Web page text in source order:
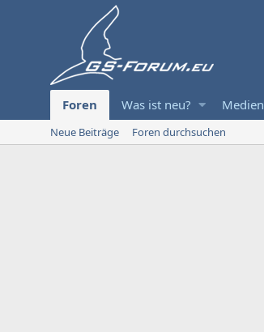
Foren Was ist neu? Medien
Neue Beiträge Foren durchsuchen